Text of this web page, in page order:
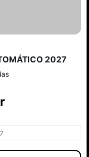
2027